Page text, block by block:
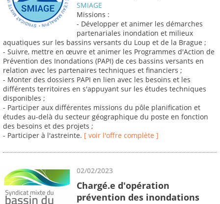
SMIAGE
Missions :
- Développer et animer les démarches
partenariales inondation et milieux
aquatiques sur les bassins versants du Loup et de la Brague ;
- Suivre, mettre en œuvre et animer les Programmes d'Action de
Prévention des Inondations (PAPI) de ces bassins versants en
relation avec les partenaires techniques et financiers ;
- Monter des dossiers PAPI en lien avec les besoins et les
différents territoires en s'appuyant sur les études techniques
disponibles ;
- Participer aux différentes missions du pôle planification et
études au-delà du secteur géographique du poste en fonction
des besoins et des projets ;
- Participer à l'astreinte. [ voir l'offre complète ]
02/02/2023
Chargé.e d'opération
prévention des inondations